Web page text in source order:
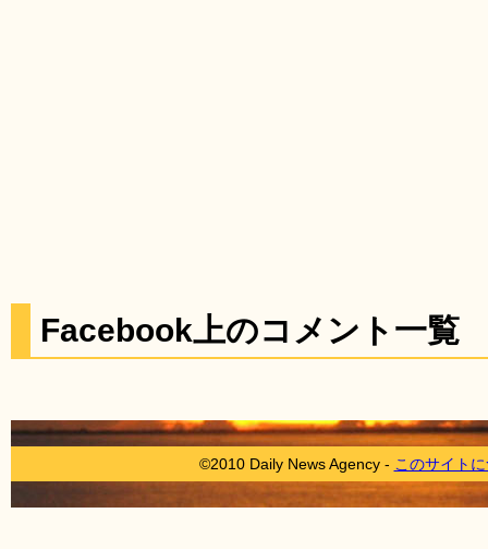
Facebook上のコメント一覧
©2010 Daily News Agency - このサイト